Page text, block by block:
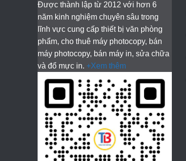
Được thành lập từ 2012 với hơn 6
năm kinh nghiệm chuyên sâu trong
lĩnh vực cung cấp thiết bị văn phòng
phẩm, cho thuê máy photocopy, bán
máy photocopy, bán máy in, sửa chữa
và đổ mực in. +Xem thêm